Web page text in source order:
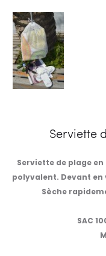
Serviette
Serviette de plage
polyvalent. Devant en
Sèche
SAC